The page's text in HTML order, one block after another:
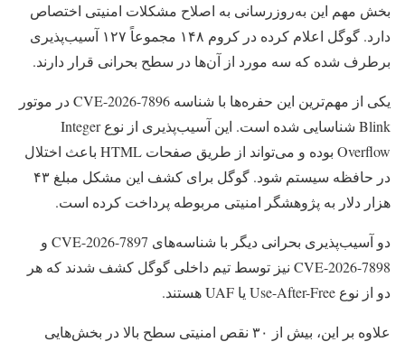
بخش مهم این به‌روزرسانی به اصلاح مشکلات امنیتی اختصاص
دارد. گوگل اعلام کرده در کروم ۱۴۸ مجموعاً ۱۲۷ آسیب‌پذیری
برطرف شده که سه مورد از آن‌ها در سطح بحرانی قرار دارند.
یکی از مهم‌ترین این حفره‌ها با شناسه CVE-2026-7896 در موتور
Blink شناسایی شده است. این آسیب‌پذیری از نوع Integer
Overflow بوده و می‌تواند از طریق صفحات HTML باعث اختلال
در حافظه سیستم شود. گوگل برای کشف این مشکل مبلغ ۴۳
هزار دلار به پژوهشگر امنیتی مربوطه پرداخت کرده است.
دو آسیب‌پذیری بحرانی دیگر با شناسه‌های CVE-2026-7897 و
CVE-2026-7898 نیز توسط تیم داخلی گوگل کشف شدند که هر
دو از نوع Use-After-Free یا UAF هستند.
علاوه بر این، بیش از ۳۰ نقص امنیتی سطح بالا در بخش‌هایی